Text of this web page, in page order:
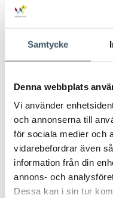
Samtycke
Denna webbplats
Vi använder
och annonserna till
för sociala medier och
vidarebefordrar även
information från din
annons- och
Dessa kan i sin tur
Arkiv
2026
2025
2024